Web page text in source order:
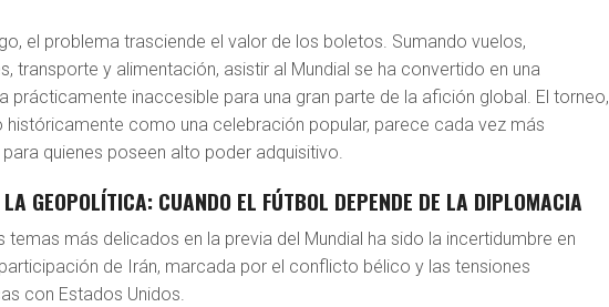
el problema trasciende el valor de los boletos. Sumando vuelos,
transporte y alimentación, asistir al Mundial se ha convertido en una
prácticamente inaccesible para una gran parte de la afición global. El torneo,
históricamente como una celebración popular, parece cada vez más
quienes poseen alto poder adquisitivo.
GEOPOLÍTICA: CUANDO EL FÚTBOL DEPENDE DE LA DIPLOMACIA
temas más delicados en la previa del Mundial ha sido la incertidumbre en
de Irán, marcada por el conflicto bélico y las tensiones
con Estados Unidos.